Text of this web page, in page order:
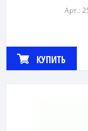
Арт.:
КУПИТЬ